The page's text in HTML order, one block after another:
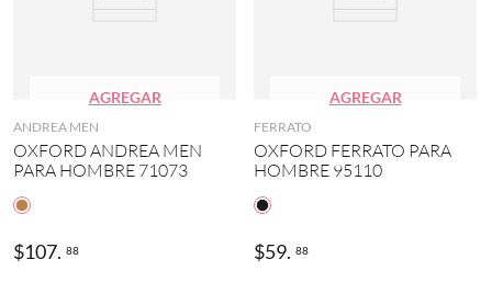
AGREGAR
ANDREA MEN
OXFORD ANDREA MEN
PARA HOMBRE 71073
$107. 88
AGREGAR
FERRATO
OXFORD FERRATO PARA
HOMBRE 95110
$59. 88